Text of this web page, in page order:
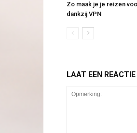
Zo maak je je reizen
dankzij VPN
LAAT EEN